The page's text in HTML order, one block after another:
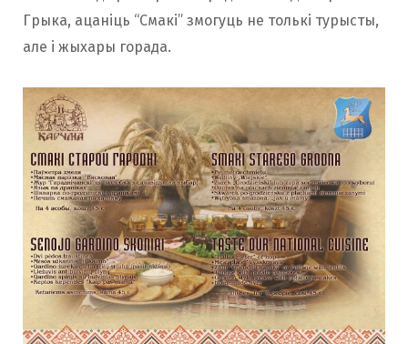
Грыка, ацаніць “Смакі” змогуць не толькі турысты,
але і жыхары горада.